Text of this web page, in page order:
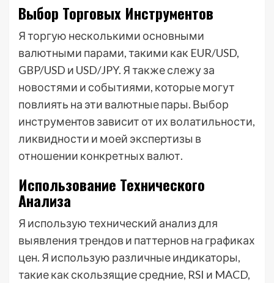
Выбор Торговых Инструментов
Я торгую несколькими основными
валютными парами, такими как EUR/USD,
GBP/USD и USD/JPY. Я также слежу за
новостями и событиями, которые могут
повлиять на эти валютные пары. Выбор
инструментов зависит от их волатильности,
ликвидности и моей экспертизы в
отношении конкретных валют.
Использование Технического
Анализа
Я использую технический анализ для
выявления трендов и паттернов на графиках
цен. Я использую различные индикаторы,
такие как скользящие средние, RSI и MACD,